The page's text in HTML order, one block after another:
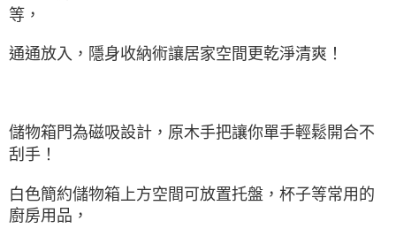
等，
通通放入，隱身收納術讓居家空間更乾淨清爽！
儲物箱門為磁吸設計， 原木手把讓你單手輕鬆開合不
刮手！
白色簡約儲物箱上方空間可放置托盤， 杯子等常用的
廚房用品，